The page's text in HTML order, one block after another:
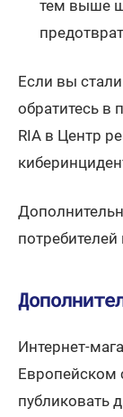
тем выше
Если вы
обратитесь в
RIA в Центр
Интернет-
Европейском
публиковать